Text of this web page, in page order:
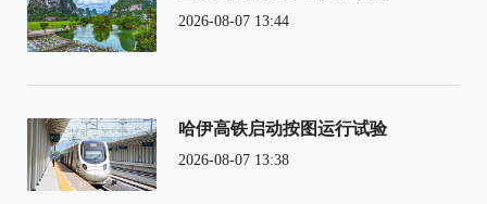
2026-08-07 13:44
哈伊高铁启动按图运行试验
2026-08-07 13:38